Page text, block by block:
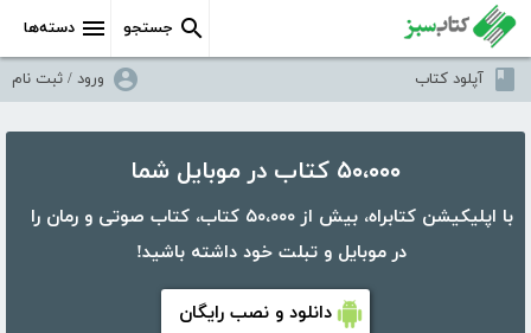
دسته‌ها جستجو
آپلود کتاب ورود / ثبت نام
۵۰،۰۰۰ کتاب در موبایل شما
با اپلیکیشن کتابراه، بیش از ۵۰،۰۰۰ کتاب، کتاب صوتی و رمان را
در موبایل و تبلت خود داشته باشید!
دانلود و نصب رایگان